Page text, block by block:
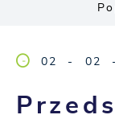
02 - 02 -